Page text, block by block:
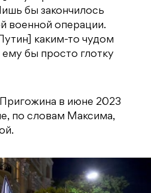
бы закончилось
военной операции.
каким-то чудом
ему бы просто глотку
в июне 2023
по словам Максима,